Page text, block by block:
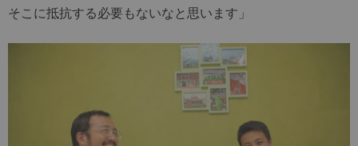
そこに抵抗する必要もないなと思います」